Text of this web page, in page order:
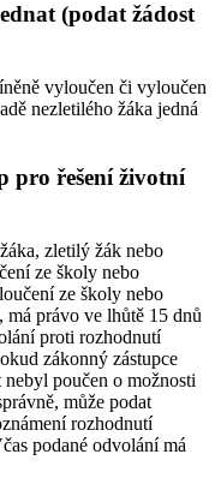
(podat žádost
vyloučen či vyloučen
nezletilého žáka jedná
pro řešení životní
zletilý žák nebo
ze školy nebo
ze školy nebo
má právo ve lhůtě 15 dnů
proti rozhodnutí
zákonný zástupce
poučen o možnosti
může podat
rozhodnutí
podané odvolání má